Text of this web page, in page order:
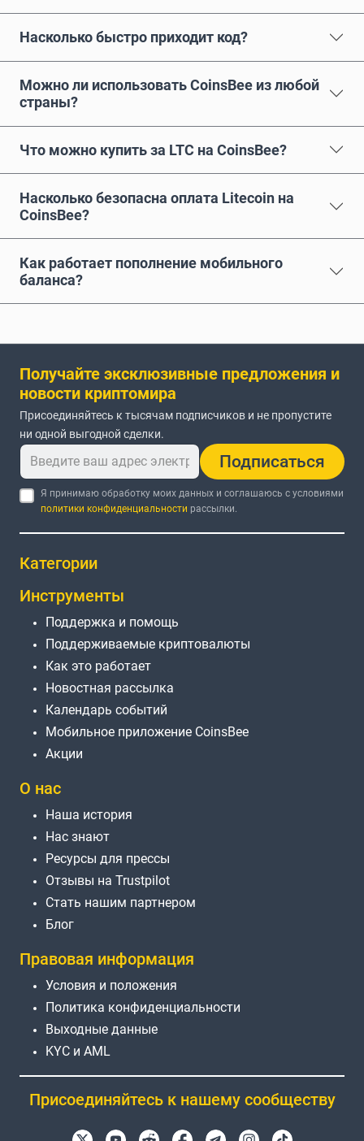
Насколько быстро приходит код?
Можно ли использовать CoinsBee из любой
страны?
Что можно купить за LTC на CoinsBee?
Насколько безопасна оплата Litecoin на
CoinsBee?
Как работает пополнение мобильного
баланса?
Получайте эксклюзивные предложения и
новости криптомира
Присоединяйтесь к тысячам подписчиков и не пропустите
ни одной выгодной сделки.
Подписаться
Я принимаю обработку моих данных и соглашаюсь с условиями
политики конфиденциальности рассылки.
Категории
Инструменты
Поддержка и помощь
Поддерживаемые криптовалюты
Как это работает
Новостная рассылка
Календарь событий
Мобильное приложение CoinsBee
Акции
О нас
Наша история
Нас знают
Ресурсы для прессы
Отзывы на Trustpilot
Стать нашим партнером
Блог
Правовая информация
Условия и положения
Политика конфиденциальности
Выходные данные
KYC и AML
Присоединяйтесь к нашему сообществу